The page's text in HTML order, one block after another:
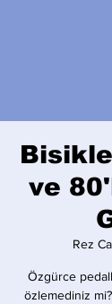
ve
Rez
Özgürce
özlemediniz